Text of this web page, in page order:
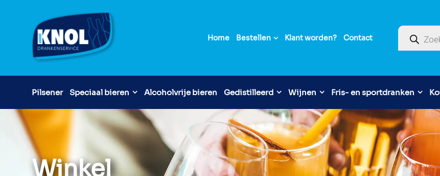
Home Bestellen Klant worden? Contact
Producten
Pilsener Speciaal bieren Alcoholvrije bieren Gedistilleerd Wijnen Fris- en sportdranken
Winkel